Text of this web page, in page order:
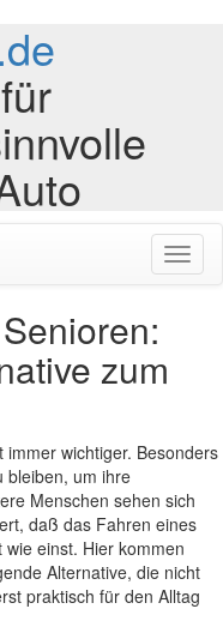
zum
wichtiger. Besonders
bleiben, um ihre
Menschen sehen sich
daß das Fahren eines
einst. Hier kommen
Alternative, die nicht
praktisch für den Alltag